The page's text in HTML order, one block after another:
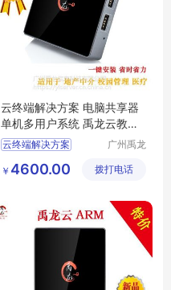
云终端解决方案 电脑共享器
单机多用户系统 禹龙云教室
YL120
云终端解决方案
云终端厂家
广州禹龙
有限公司
￥ 4600.00 拨打电话